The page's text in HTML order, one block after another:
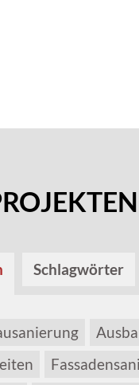
Schlagwörter